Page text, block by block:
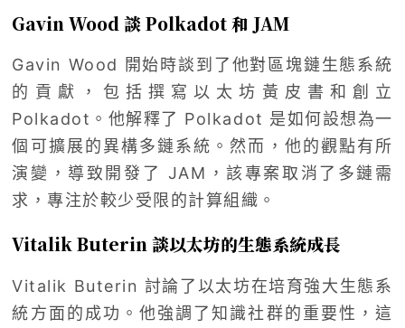
Gavin Wood 談 Polkadot 和 JAM
Gavin Wood 開始時談到了他對區塊鏈生態系統
的貢獻，包括撰寫以太坊黃皮書和創立
Polkadot。他解釋了 Polkadot 是如何設想為一
個可擴展的異構多鏈系統。然而，他的觀點有所
演變，導致開發了 JAM，該專案取消了多鏈需
求，專注於較少受限的計算組織。
Vitalik Buterin 談以太坊的生態系統成長
Vitalik Buterin 討論了以太坊在培育強大生態系
統方面的成功。他強調了知識社群的重要性，這